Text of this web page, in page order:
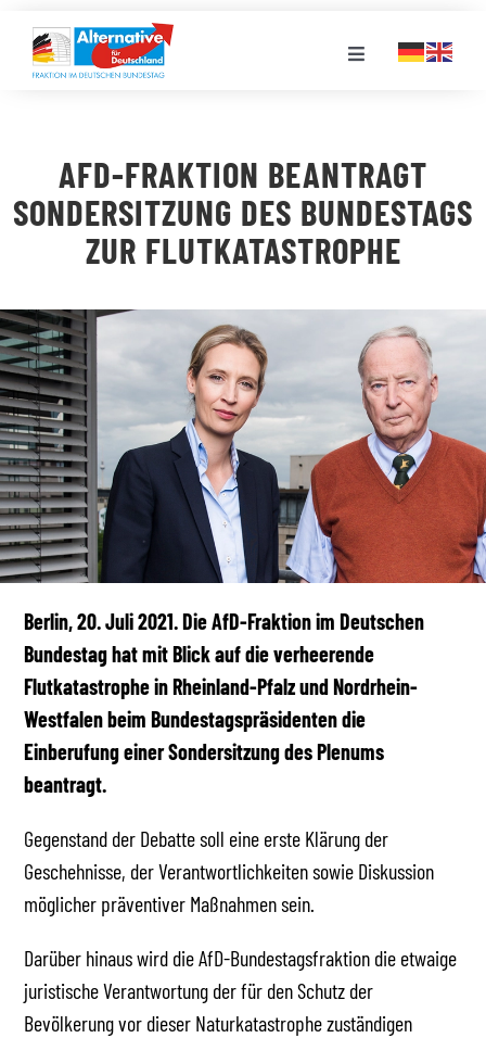
Inhalt
springen
Toggle
LANDESGRUPPEN
VERANSTALTUNGEN
PRESSE
STELLENPORTAL
MEDIATHEK
AFD-FRAKTION BEANTRAGT
SONDERSITZUNG DES BUNDESTAGS
ZUR FLUTKATASTROPHE
Berlin, 20. Juli 2021. Die AfD-Fraktion im Deutschen
Bundestag hat mit Blick auf die verheerende
Flutkatastrophe in Rheinland-Pfalz und Nordrhein-
Westfalen beim Bundestagspräsidenten die
Einberufung einer Sondersitzung des Plenums
beantragt.
Gegenstand der Debatte soll eine erste Klärung der
Geschehnisse, der Verantwortlichkeiten sowie Diskussion
möglicher präventiver Maßnahmen sein.
Darüber hinaus wird die AfD-Bundestagsfraktion die etwaige
juristische Verantwortung der für den Schutz der
Bevölkerung vor dieser Naturkatastrophe zuständigen